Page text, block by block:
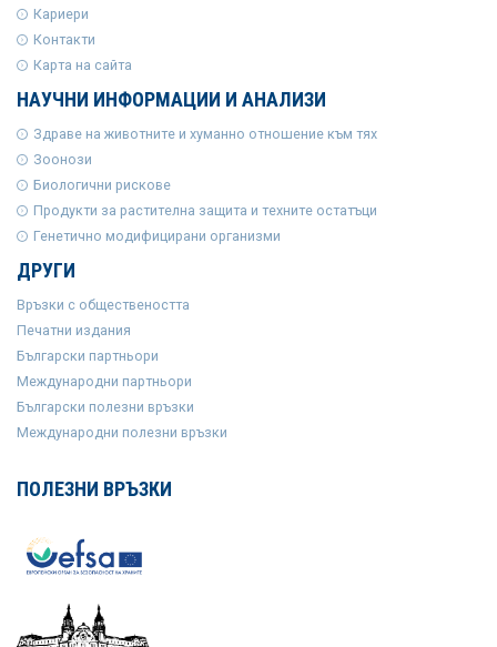
Кариери
Контакти
Карта на сайта
НАУЧНИ ИНФОРМАЦИИ И АНАЛИЗИ
Здраве на животните и хуманно отношение към тях
Зоонози
Биологични рискове
Продукти за растителна защита и техните остатъци
Генетично модифицирани организми
ДРУГИ
Връзки с обществеността
Печатни издания
Български партньори
Международни партньори
Български полезни връзки
Международни полезни връзки
ПОЛЕЗНИ ВРЪЗКИ